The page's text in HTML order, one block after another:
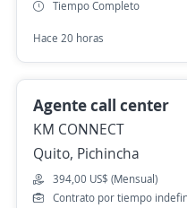
Tiempo Completo
Hace 20 horas
Agente call center
KM CONNECT
Quito, Pichincha
394,00 US$ (Mensual)
Contrato por tiempo